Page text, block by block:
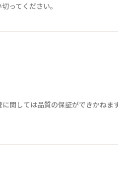
ってください。
関しては品質の保証ができかね